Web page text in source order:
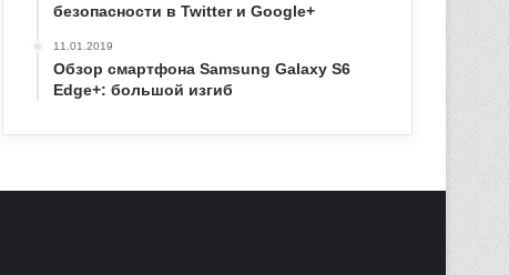
безопасности в Twitter и Google+
11.01.2019
Обзор смартфона Samsung Galaxy S6
Edge+: большой изгиб